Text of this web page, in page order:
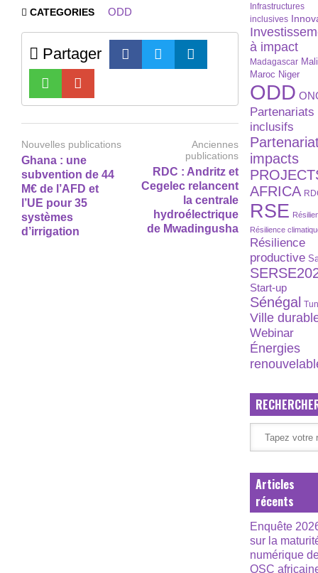
CATEGORIES ODD
Partager
Nouvelles publications
Ghana : une
subvention de 44
M€ de l’AFD et
l’UE pour 35
systèmes
d’irrigation
Anciennes
publications
RDC : Andritz et
Cegelec relancent
la centrale
hydroélectrique
de Mwadingusha
Infrastructures
inclusives
à impact
Madagascar Mali
Maroc Niger
ODD
Partenariats
inclusifs
impacts
AFRICA
RSE
Résilience
Résilience
productive
Start-up
Sénégal
Ville
Webinar
Énergies
Articles
récents
Enquête
sur la
numérique
OSC